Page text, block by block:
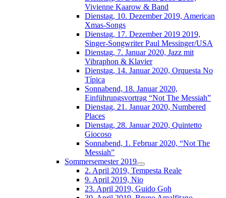
Vivienne Kaarow & Band
Dienstag, 10. Dezember 2019, American
Xmas-Songs
Dienstag, 17. Dezember 2019 2019,
Singer-Songwriter Paul Messinger/USA
Dienstag, 7. Januar 2020, Jazz mit
Vibraphon & Klavier
Dienstag, 14. Januar 2020, Orquesta No
Típica
Sonnabend, 18. Januar 2020,
Einführungsvortrag “Not The Messiah”
Dienstag, 21. Januar 2020, Numbered
Places
Dienstag, 28. Januar 2020, Quintetto
Giocoso
Sonnabend, 1. Februar 2020, “Not The
Messiah”
Sommersemester 2019
2. April 2019, Tempesta Reale
9. April 2019, Nio
23. April 2019, Guido Goh